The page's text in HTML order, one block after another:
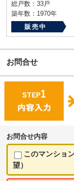
総戸数：33戸
築年数：1970年
販売中
お問合せ
お問合せ内容
このマンショ
望）